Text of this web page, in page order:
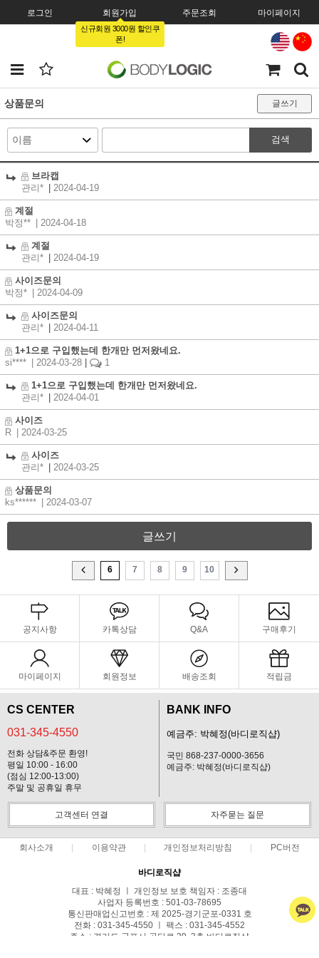
로그인 회원가입
신규회원 3000원 할인쿠
폰!
주문조회 마이페이지
상품문의 글쓰기
검색
브라캡
관리*
2024-04-19
계절
박정**
| 2024-04-18
계절
관리*
2024-04-19
사이즈문의
박정*
| 2024-04-09
사이즈문의
관리*
2024-04-11
1+1으로 구입했는데 한개만 먼저왔네요.
si****
| 2024-03-28 1
1+1으로 구입했는데 한개만 먼저왔네요.
관리*
2024-04-01
사이즈
R
| 2024-03-25
사이즈
관리*
2024-03-25
상품문의
ks******
| 2024-03-07
글쓰기
6 7 8 9 10
공지사항 카톡상담 Q&A 구매후기
마이페이지 회원정보 배송조회 적립금
CS CENTER
031-345-4550
전화 상담&주문 환영!
평일 10:00 - 16:00
(점심 12:00-13:00)
주말 및 공휴일 휴무
BANK INFO
예금주: 박혜정(바디로직샵)
국민 868-237-0000-3656
예금주: 박혜정(바디로직샵)
고객센터 연결 자주묻는 질문
회사소개 이용약관 개인정보처리방침 PC버전
바디로직샵
대표 : 박혜정 ㅣ 개인정보 보호 책임자 : 조종대
사업자 등록번호 : 501-03-78695
통신판매업신고번호 : 제 2025-경기군포-0331 호
전화 : 031-345-4550 ㅣ 팩스 : 031-345-4552
주소 : 경기도 군포시 공단로 39, 3층 바디로직샵